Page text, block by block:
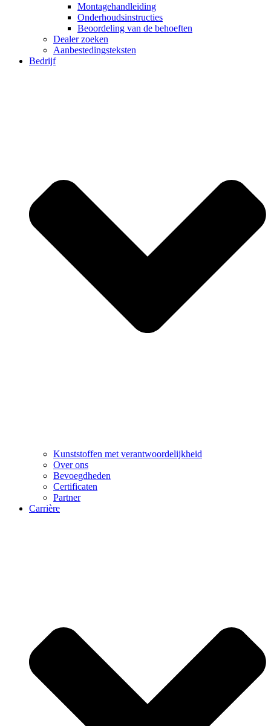
Montagehandleiding
Onderhoudsinstructies
Beoordeling van de behoeften
Dealer zoeken
Aanbestedingsteksten
Bedrijf
Kunststoffen met verantwoordelijkheid
Over ons
Bevoegdheden
Certificaten
Partner
Carrière